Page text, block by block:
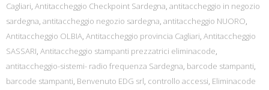
Cagliari, Antitaccheggio Checkpoint Sardegna, antitaccheggio in negozio
sardegna, antitaccheggio negozio sardegna, antitaccheggio NUORO,
Antitaccheggio OLBIA, Antitaccheggio provincia Cagliari, Antitaccheggio
SASSARI, Antitaccheggio stampanti prezzatrici eliminacode,
antitaccheggio-sistemi- radio frequenza Sardegna, barcode stampanti,
barcode stampanti, Benvenuto EDG srl, controllo accessi, Eliminacode